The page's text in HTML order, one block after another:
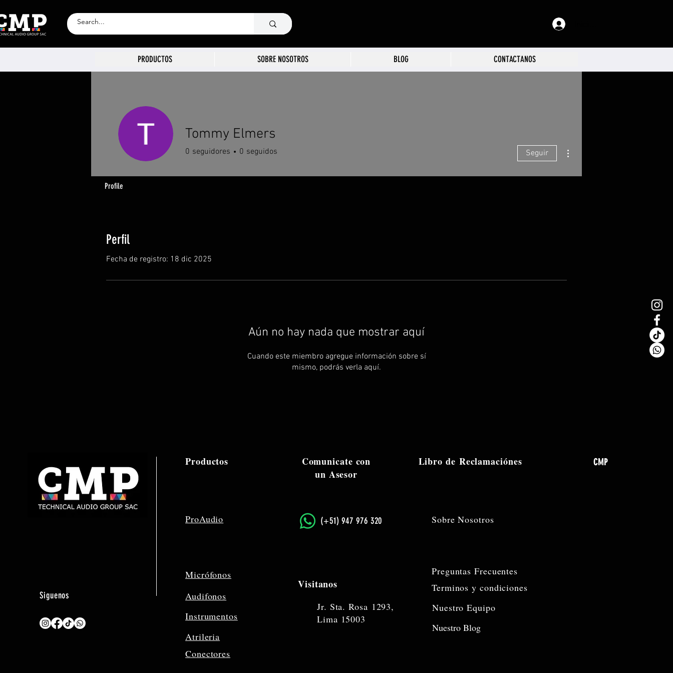
PRODUCTOS SOBRE NOSOTROS BLOG CONTACTANOS
Perfil
Fecha de registro: 18 dic 2025
Aún no hay nada que mostrar aquí
Cuando este miembro agregue información sobre sí
mismo, podrás verla aquí.
Tommy Elmers
0 seguidores 0 seguidos Seguir
Profile
Siguenos
Productos
ProAudio
Micrófonos
Audifonos
Instrumentos
Atrileria
Comunicate con
un Asesor
Libro de Reclamaciónes CMP
​(+51) 947 976 320 Sobre Nosotros
Preguntas Frecuentes
Visitanos
Jr. Sta. Rosa 1293,
Lima 15003
Terminos y condiciones
Nuestro Equipo
Nuestro Blog
Conectores